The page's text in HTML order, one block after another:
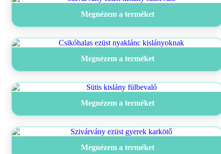
Megnézem a terméket
Megnézem a terméket
Megnézem a terméket
Megnézem a terméket